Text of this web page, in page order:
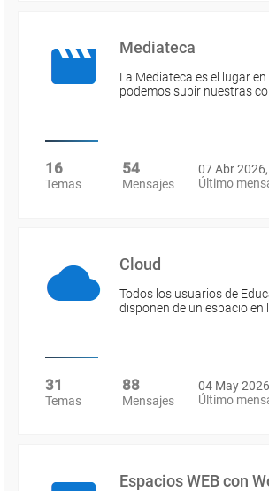
Mediateca
La Mediateca es el lugar en
podemos subir nuestras
16
Temas
54
Mensajes
07 Abr
Último
Cloud
Todos los usuarios de
disponen de un espacio en
31
Temas
88
Mensajes
04 May
Último
Espacios WEB con